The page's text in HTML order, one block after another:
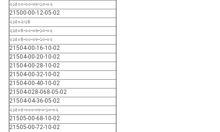
২১৫০০-০০-০৮-১০-০২
21500-00-12-05-02
২১৫০২-১৪
২১৫০৪-০০-০৬-১০-০২
২১৫০৪-০০-০৮-১০-০২
21504-00-16-10-02
21504-00-20-10-02
21504-00-28-10-02
21504-00-32-10-02
21504-00-40-10-02
21504-028-068-05-02
21504-04-36-05-02
২১৫০৫-০০০-০৮০-১০-০২
21505-00-68-10-02
21505-00-72-10-02